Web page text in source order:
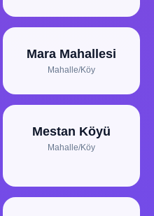
Mara Mahallesi
Mahalle/Köy
Mestan Köyü
Mahalle/Köy